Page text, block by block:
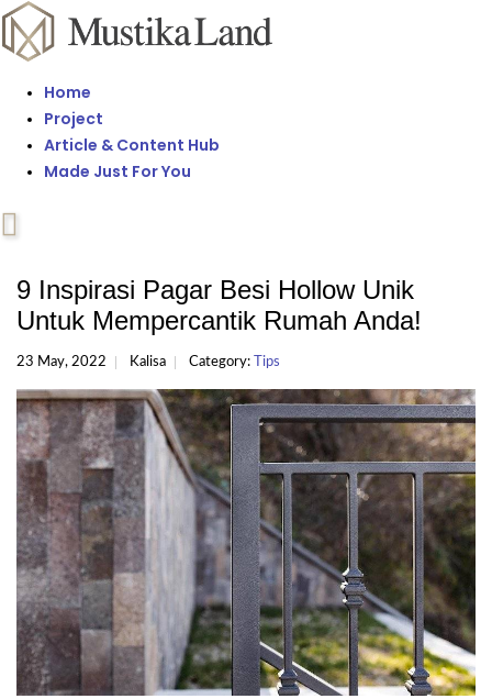
Home
Project
Article & Content Hub
Made Just For You
9 Inspirasi Pagar Besi Hollow Unik
Untuk Mempercantik Rumah Anda!
23 May, 2022 Kalisa Category: Tips